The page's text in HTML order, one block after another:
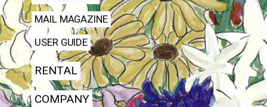
MAIL MAGAZINE
USER GUIDE
RENTAL
COMPANY